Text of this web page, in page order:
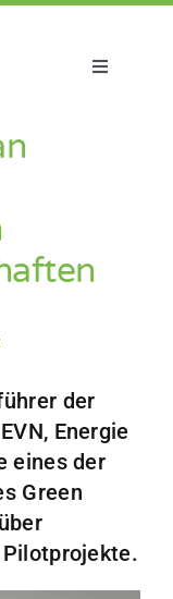
Toggle
der
Energie
eines der
Green